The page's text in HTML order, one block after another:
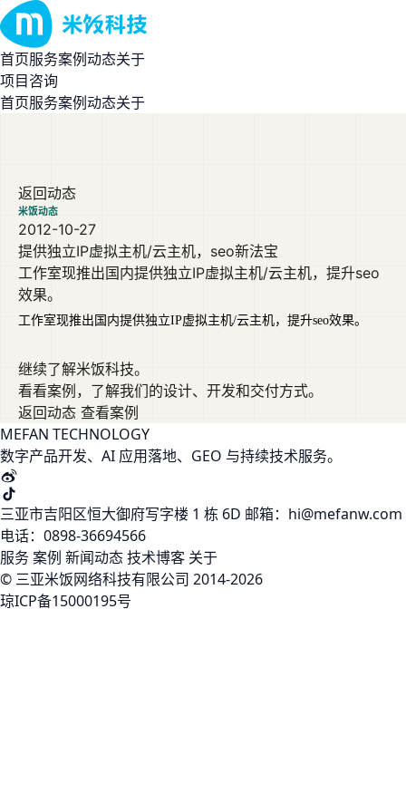
首页服务案例动态关于
项目咨询
首页服务案例动态关于
返回动态
米饭动态
2012-10-27
提供独立IP虚拟主机/云主机，seo新法宝
工作室现推出国内提供独立IP虚拟主机/云主机，提升seo
效果。
工作室现推出国内提供独立IP虚拟主机/云主机，提升seo效果。
继续了解米饭科技。
看看案例，了解我们的设计、开发和交付方式。
返回动态 查看案例
MEFAN TECHNOLOGY
数字产品开发、AI 应用落地、GEO 与持续技术服务。
三亚市吉阳区恒大御府写字楼 1 栋 6D 邮箱：hi@mefanw.com
电话：0898-36694566
服务案例 新闻动态技术博客 关于
© 三亚米饭网络科技有限公司 2014-2026
琼ICP备15000195号